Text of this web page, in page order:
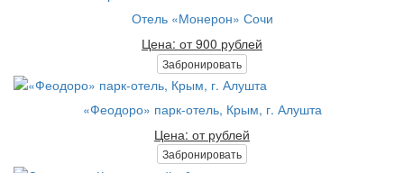
Отель «Монерон» Сочи
Цена: от 900 рублей
Забронировать
«Феодоро» парк-отель, Крым, г. Алушта
Цена: от рублей
Забронировать